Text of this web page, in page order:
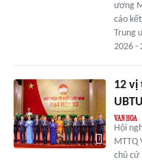
ương
cáo
Trung
2026 -
12 vị
Hội
MTTQ
chủ cử